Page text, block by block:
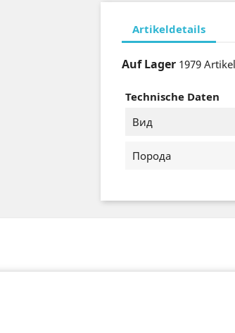
Artikeldetails
Auf Lager 1979 Artikel
Technische Daten
Вид
Порода